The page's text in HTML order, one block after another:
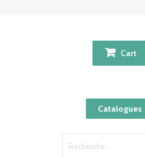
Catalogues
Cart